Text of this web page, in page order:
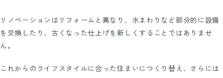
リノベーションはリフォームと異なり、水まわりなど部分的に設備
を交換したり、古くなった仕上げを新しくすることではありませ
ん。
これからのライフスタイルに合った住まいにつくり替え、さらには